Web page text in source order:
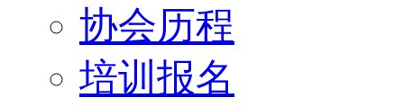
协会历程
培训报名